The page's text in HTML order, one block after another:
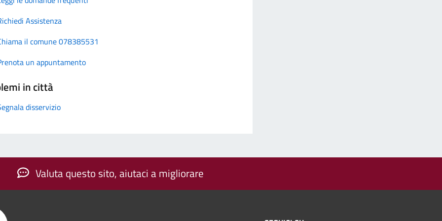
Assistenza
il comune 078385531
un appuntamento
in città
disservizio
Valuta questo sito, aiutaci a migliorare